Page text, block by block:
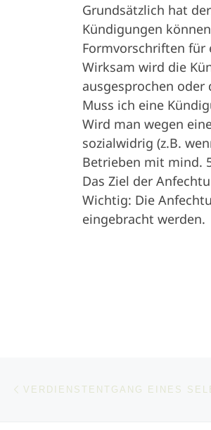
Grundsätzlich hat
Kündigungen
Formvorschriften für
Wirksam wird die
ausgesprochen
Muss ich eine
Wird man wegen
sozialwidrig (z.B.
Betrieben mit mind.
Das Ziel der
Wichtig: Die
eingebracht werden.
Post navigation